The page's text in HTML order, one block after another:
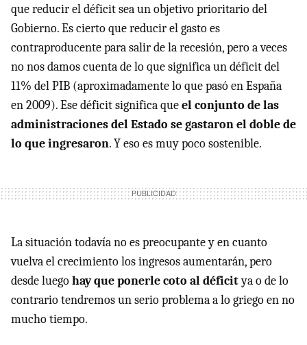
que reducir el déficit sea un objetivo prioritario del
Gobierno. Es cierto que reducir el gasto es
contraproducente para salir de la recesión, pero a veces
no nos damos cuenta de lo que significa un déficit del
11% delPIB (aproximadamente lo que pasó en España
en 2009). Ese déficit significa queel conjunto de las
administraciones del Estado se gastaron el doble de
lo que ingresaron. Y eso es muy poco sostenible.
La situación todavía no es preocupante y en cuanto
vuelva el crecimiento los ingresos aumentarán, pero
desde luegohay que ponerle coto al déficitya o de lo
contrario tendremos un serio problema a lo griego en no
mucho tiempo.